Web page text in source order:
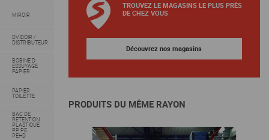
MIROIR
DVIDOIR /
DISTRIBUTEUR
BOBINE D'
ESSUYAGE
PAPIER
PAPIER
TOILETTE
BAC DE
RETENTION
PLASTIQUE
PP PE
PEHD
TROUVEZ LE MAGASINS LE PLUS PRÈS
DE CHEZ VOUS
Découvrez nos magasins
PRODUITS DU MÊME RAYON